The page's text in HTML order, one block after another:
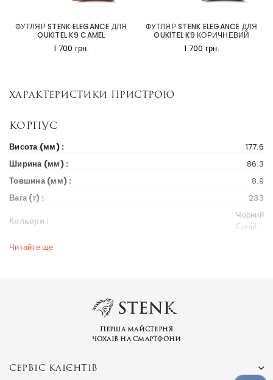
ФУТЛЯР STENK ELEGANCE ДЛЯ
OUKITEL K9 CAMEL
1 700 грн.
ФУТЛЯР STENK ELEGANCE ДЛЯ
OUKITEL K9 КОРИЧНЕВИЙ
1 700 грн.
Характеристики пристрою
Корпус
Висота (мм) :
177.6
Ширина (мм) :
86.3
Товшина (мм) :
8.9
Вага (г) :
233
Кольори :
Чорний
Синій
Дисплей
Ціна на старті продажів :
Серія пристрою : K
Читайте ще
Перша майстерня
чохлів на смартфони
СЕРВІС КЛІЄНТІВ